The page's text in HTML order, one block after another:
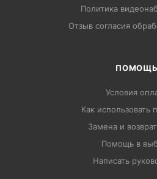
Политика
Отзыв согласия
ПОМОЩЬ
Условия
Как использовать
Замена и
Помощь в
Написать